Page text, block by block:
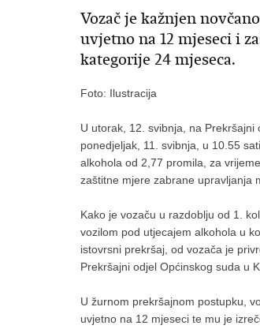
Vozač je kažnjen
uvjetno na 12 mjeseci i
kategorije 24 mjeseca.
Foto: Ilustracija
U utorak, 12. svibnja, na
ponedjeljak, 11. svibnja, u 10.55
alkohola od 2,77 promila, za
zaštitne mjere zabrane upravljanja
Kako je vozaču u razdoblju od 1.
vozilom pod utjecajem alkohola u
istovrsni prekršaj, od vozača je
Prekršajni odjel Općinskog suda u
U žurnom prekršajnom postupku,
uvjetno na 12 mjeseci te mu je